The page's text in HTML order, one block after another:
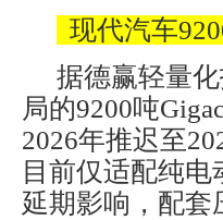
现代汽车
据德赢轻量
局的9200吨
2026年推迟至
目前仅适配纯
延期影响，配套